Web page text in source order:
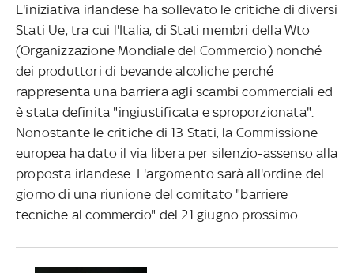
L'iniziativa irlandese ha sollevato le critiche di diversi
Stati Ue, tra cui l'Italia, di Stati membri della Wto
(Organizzazione Mondiale del Commercio) nonché
dei produttori di bevande alcoliche perché
rappresenta una barriera agli scambi commerciali ed
è stata definita "ingiustificata e sproporzionata".
Nonostante le critiche di 13 Stati, la Commissione
europea ha dato il via libera per silenzio-assenso alla
proposta irlandese. L'argomento sarà all'ordine del
giorno di una riunione del comitato "barriere
tecniche al commercio" del 21 giugno prossimo.